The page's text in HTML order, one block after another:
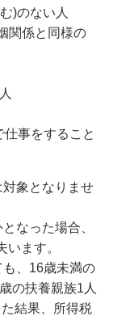
)のない人
関係と同様の
事をすること
象となりませ
なった場合、
ます。
、16歳未満の
の扶養親族1人
結果、所得税